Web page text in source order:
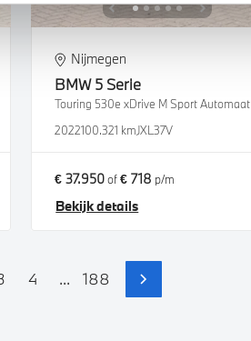
Nijmegen
BMW 5 Serie
Touring 530e xDrive M Sport Automaat
2022100.321 kmJXL37V
€ 37.950of€ 718 p/m
Bekijk details
4 ... 188